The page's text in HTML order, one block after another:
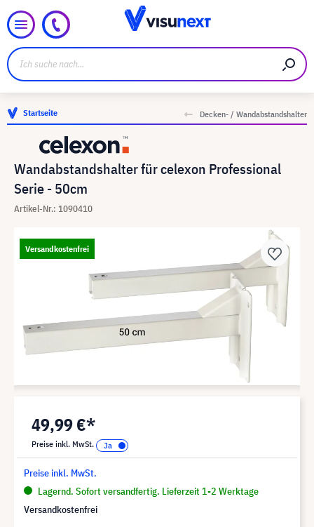
Startseite Decken- / Wandabstandshalter
Wandabstandshalter für celexon Professional
Serie - 50cm
Artikel-Nr.: 1090410
Versandkostenfrei
49,99 €*
Preise inkl. MwSt.
Preise inkl. MwSt.
Lagernd. Sofort versandfertig. Lieferzeit 1-2 Werktage
Versandkostenfrei